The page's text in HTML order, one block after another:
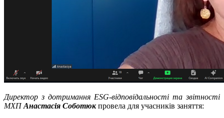
Директор з дотримання ESG-відповідальності та звітності
МХПАнастасія Соботюк провела для учасників заняття: